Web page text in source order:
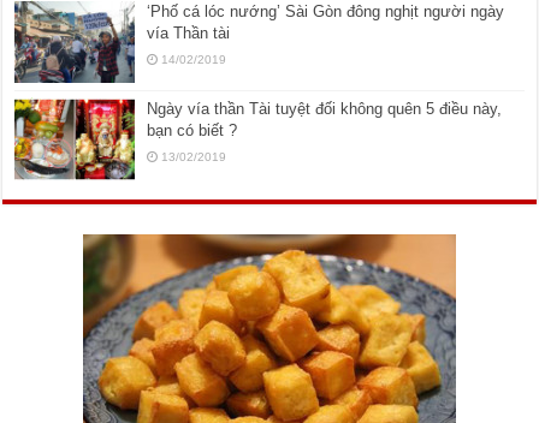
‘Phố cá lóc nướng’ Sài Gòn đông nghịt người ngày
vía Thần tài
14/02/2019
Ngày vía thần Tài tuyệt đối không quên 5 điều này,
bạn có biết ?
13/02/2019